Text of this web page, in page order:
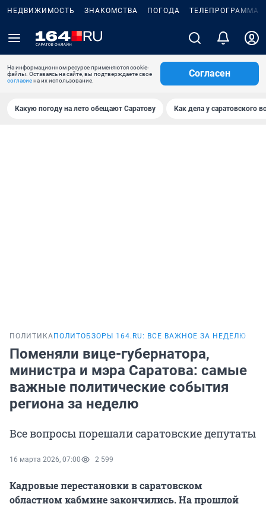
НЕДВИЖИМОСТЬ ЗНАКОМСТВА ПОГОДА ТЕЛЕПРОГРАММА
На информационном ресурсе применяются cookie-
файлы. Оставаясь на сайте, вы подтверждаете свое
согласиена их использование.
Согласен
Какую погоду на лето обещают Саратову Как дела у саратовского
ПОЛИТИКА ПОЛИТОБЗОРЫ 164.RU: ВСЕ ВАЖНОЕ ЗА НЕДЕЛЮ
Поменяли вице-губернатора,
министра и мэра Саратова: самые
важные политические события
региона за неделю
Все вопросы порешали саратовские депутаты
16 марта 2026, 07:00 2 599
Кадровые перестановки в саратовском
областном кабмине закончились. На прошлой